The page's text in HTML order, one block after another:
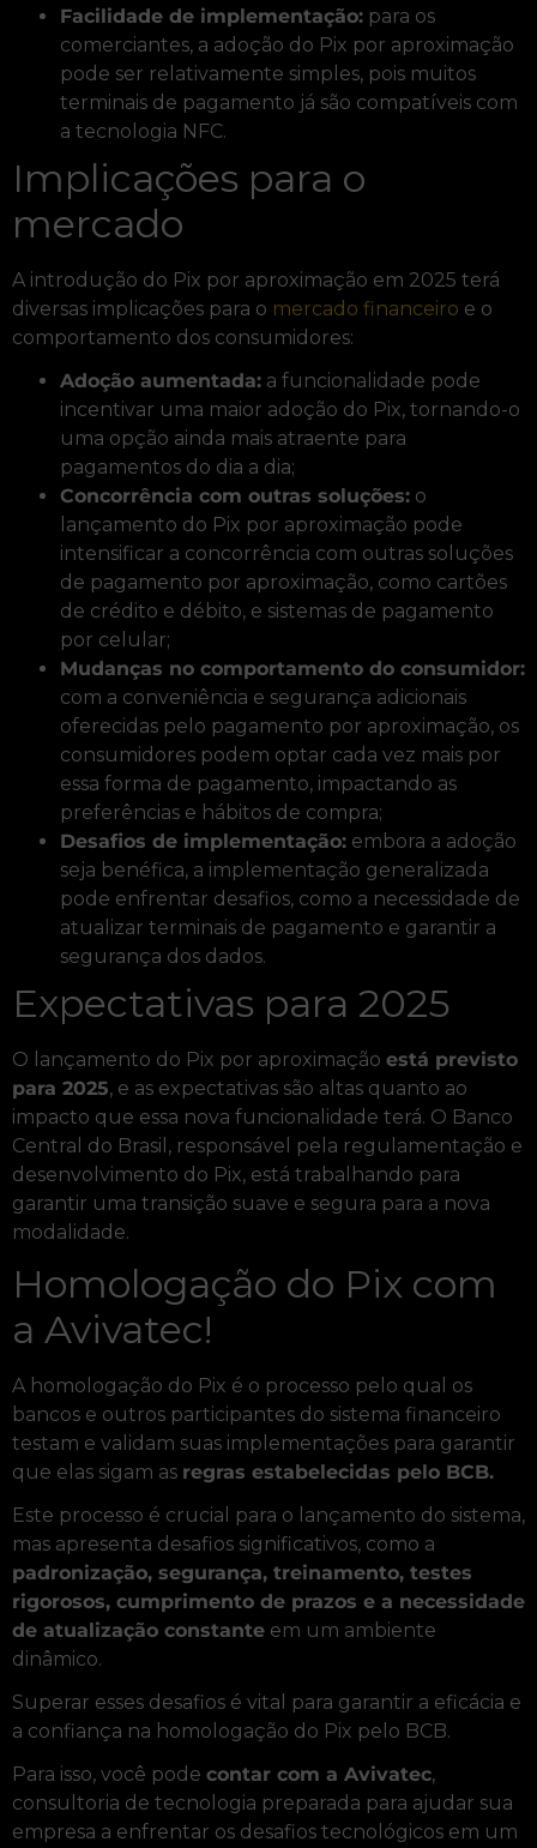
Facilidade de implementação: para os
comerciantes, a adoção do Pix por aproximação
pode ser relativamente simples, pois muitos
terminais de pagamento já são compatíveis com
a tecnologia NFC.
Implicações para o
mercado
A introdução do Pix por aproximação em 2025 terá
diversas implicações para o mercado financeiro e o
comportamento dos consumidores:
Adoção aumentada: a funcionalidade pode
incentivar uma maior adoção do Pix, tornando-o
uma opção ainda mais atraente para
pagamentos do dia a dia;
Concorrência com outras soluções: o
lançamento do Pix por aproximação pode
intensificar a concorrência com outras soluções
de pagamento por aproximação, como cartões
de crédito e débito, e sistemas de pagamento
por celular;
Mudanças no comportamento do consumidor:
com a conveniência e segurança adicionais
oferecidas pelo pagamento por aproximação, os
consumidores podem optar cada vez mais por
essa forma de pagamento, impactando as
preferências e hábitos de compra;
Desafios de implementação: embora a adoção
seja benéfica, a implementação generalizada
pode enfrentar desafios, como a necessidade de
atualizar terminais de pagamento e garantir a
segurança dos dados.
Expectativas para 2025
O lançamento do Pix por aproximação está previsto
para 2025, e as expectativas são altas quanto ao
impacto que essa nova funcionalidade terá. O Banco
Central do Brasil, responsável pela regulamentação e
desenvolvimento do Pix, está trabalhando para
garantir uma transição suave e segura para a nova
modalidade.
Homologação do Pix com
a Avivatec!
A homologação do Pix é o processo pelo qual os
bancos e outros participantes do sistema financeiro
testam e validam suas implementações para garantir
que elas sigam as regras estabelecidas pelo BCB.
Este processo é crucial para o lançamento do sistema,
mas apresenta desafios significativos, como a
padronização, segurança, treinamento, testes
rigorosos, cumprimento de prazos e a necessidade
de atualização constante em um ambiente
dinâmico.
Superar esses desafios é vital para garantir a eficácia e
a confiança na homologação do Pix pelo BCB.
Para isso, você pode contar com a Avivatec,
consultoria de tecnologia preparada para ajudar sua
empresa a enfrentar os desafios tecnológicos em um